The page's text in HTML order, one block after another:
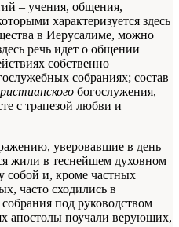
– учения, общения,
характеризуется здесь
в Иерусалиме, можно
речь идет о общении
собственно
собраниях; состав
богослужения,
с трапезой любви и
уверовавшие в день
жили в теснейшем духовном
собой и, кроме частных
часто сходились в
под руководством
апостолы поучали верующих,